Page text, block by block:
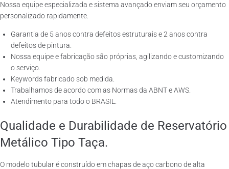
Nossa equipe especializada e sistema avançado enviam seu orçamento
personalizado rapidamente.
Garantia de 5 anos contra defeitos estruturais e 2 anos contra
defeitos de pintura.
Nossa equipe e fabricação são próprias, agilizando e customizando
o serviço.
Keywords fabricado sob medida.
Trabalhamos de acordo com as Normas da ABNT e AWS.
Atendimento para todo o BRASIL.
Qualidade e Durabilidade de Reservatório
Metálico Tipo Taça.
O modelo tubular é construído em chapas de aço carbono de alta